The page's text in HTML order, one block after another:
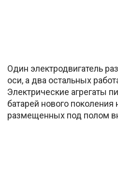
Один электродвигатель
оси, а два остальных
Электрические агрегаты
батарей нового поколения
размещенных под полом